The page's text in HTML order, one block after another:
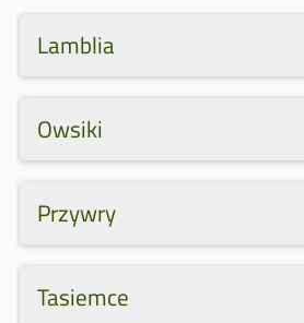
Lamblia
Owsiki
Przywry
Tasiemce